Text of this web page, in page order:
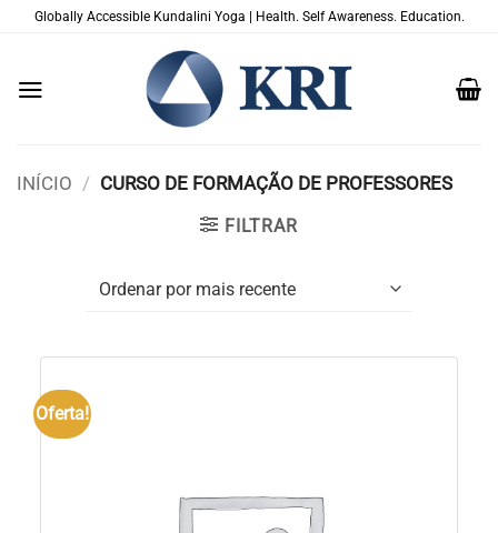
Globally Accessible Kundalini Yoga | Health. Self Awareness. Education.
INÍCIO / CURSO DE FORMAÇÃO DE PROFESSORES
FILTRAR
Oferta!